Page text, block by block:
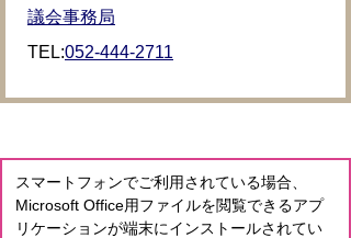
議会事務局
TEL:052-444-2711
スマートフォンでご利用されている場合、
Microsoft Office用ファイルを閲覧できるアプ
リケーションが端末にインストールされてい